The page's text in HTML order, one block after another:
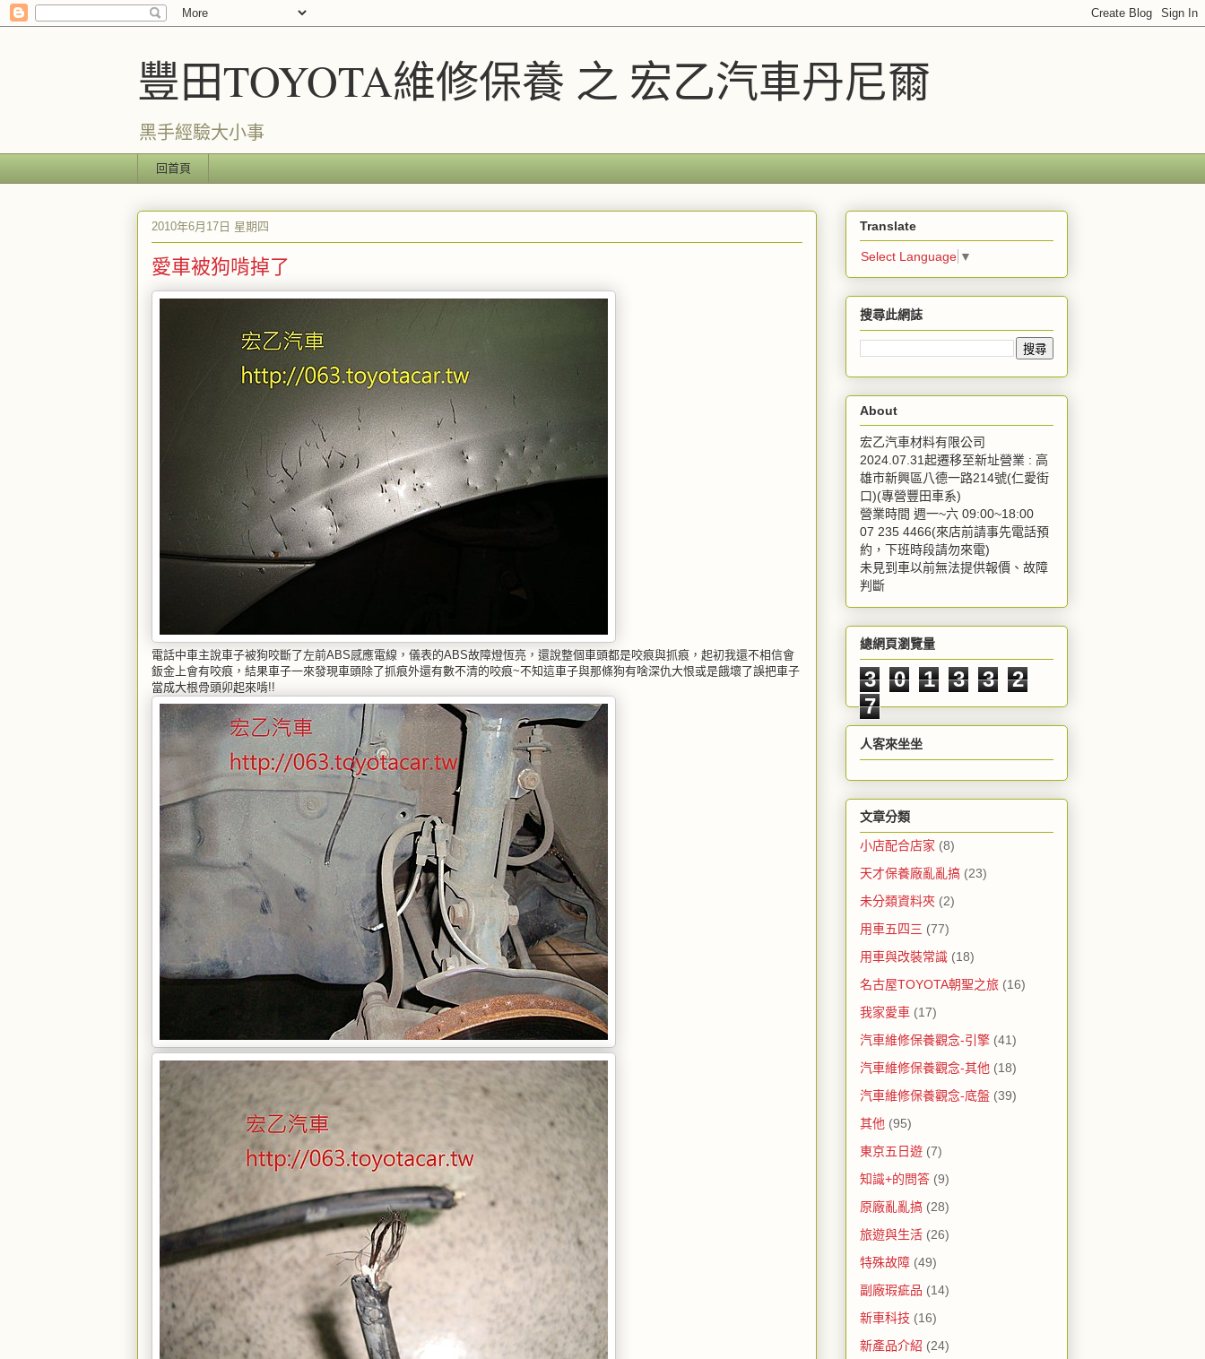
豐田TOYOTA維修保養 之 宏乙汽車丹尼爾
黑手經驗大小事
回首頁
2010年6月17日 星期四
愛車被狗啃掉了
電話中車主說車子被狗咬斷了左前ABS感應電線，儀表的ABS故障燈恆亮，還說整個車頭都是咬痕與抓痕，起初我還不相信會
鈑金上會有咬痕，結果車子一來發現車頭除了抓痕外還有數不清的咬痕~不知這車子與那條狗有啥深仇大恨或是餓壞了誤把車子
當成大根骨頭卯起來啃!!
Translate
Select Language ▼
搜尋此網誌
About
宏乙汽車材料有限公司
2024.07.31起遷移至新址營業 : 高
雄市新興區八德一路214號(仁愛街
口)(專營豐田車系)
營業時間 週一~六 09:00~18:00
07 235 4466(來店前請事先電話預
約，下班時段請勿來電)
未見到車以前無法提供報價、故障
判斷
總網頁瀏覽量
3 0 1 3 3
2
7
人客來坐坐
文章分類
小店配合店家 (8)
天才保養廠亂亂搞 (23)
未分類資料夾 (2)
用車五四三 (77)
用車與改裝常識 (18)
名古屋TOYOTA朝聖之旅 (16)
我家愛車 (17)
汽車維修保養觀念-引擎 (41)
汽車維修保養觀念-其他 (18)
汽車維修保養觀念-底盤 (39)
其他 (95)
東京五日遊 (7)
知識+的問答 (9)
原廠亂亂搞 (28)
旅遊與生活 (26)
特殊故障 (49)
副廠瑕疵品 (14)
新車科技 (16)
新產品介紹 (24)